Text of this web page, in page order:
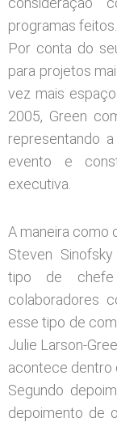
programas feitos.
Por conta do
para projetos
vez mais
2005, Green
representando
evento e
executiva.
A maneira como
Steven
tipo de
colaboradores
esse tipo de
Julie Larson-
acontece dentro
Segundo
depoimento de